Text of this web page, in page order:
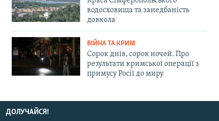
водосховища та занедбаність
довкола
ВІЙНА ТА КРИМ
Сорок днів, сорок ночей. Про
результати кримської операції з
примусу Росії до миру
ДОЛУЧАЙСЯ!